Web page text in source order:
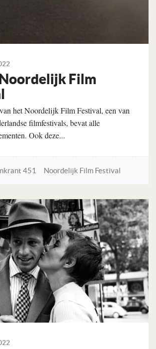
Film
het Noordelijk Film Festival, een van
filmfestivals, bevat alle
Ook deze...
451 Noordelijk Film Festival